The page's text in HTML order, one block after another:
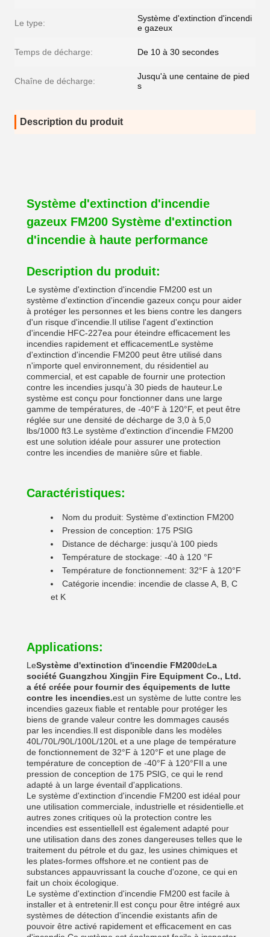
Le type:
Système d'extinction d'incendi
e gazeux
Temps de décharge: De 10 à 30 secondes
Chaîne de décharge:
Jusqu'à une centaine de pied
s
Description du produit
Système d'extinction d'incendie
gazeux FM200 Système d'extinction
d'incendie à haute performance
Description du produit:
Le système d'extinction d'incendie FM200 est un
système d'extinction d'incendie gazeux conçu pour aider
à protéger les personnes et les biens contre les dangers
d'un risque d'incendie.Il utilise l'agent d'extinction
d'incendie HFC-227ea pour éteindre efficacement les
incendies rapidement et efficacementLe système
d'extinction d'incendie FM200 peut être utilisé dans
n'importe quel environnement, du résidentiel au
commercial, et est capable de fournir une protection
contre les incendies jusqu'à 30 pieds de hauteur.Le
système est conçu pour fonctionner dans une large
gamme de températures, de -40°F à 120°F, et peut être
réglée sur une densité de décharge de 3,0 à 5,0
lbs/1000 ft3.Le système d'extinction d'incendie FM200
est une solution idéale pour assurer une protection
contre les incendies de manière sûre et fiable.
Caractéristiques:
Nom du produit: Système d'extinction FM200
Pression de conception: 175 PSIG
Distance de décharge: jusqu'à 100 pieds
Température de stockage: -40 à 120 °F
Température de fonctionnement: 32°F à 120°F
Catégorie incendie: incendie de classe A, B, C
et K
Applications:
LeSystème d'extinction d'incendie FM200deLa
société Guangzhou Xingjin Fire Equipment Co., Ltd.
a été créée pour fournir des équipements de lutte
contre les incendies.est un système de lutte contre les
incendies gazeux fiable et rentable pour protéger les
biens de grande valeur contre les dommages causés
par les incendies.Il est disponible dans les modèles
40L/70L/90L/100L/120L et a une plage de température
de fonctionnement de 32°F à 120°F et une plage de
température de conception de -40°F à 120°FIl a une
pression de conception de 175 PSIG, ce qui le rend
adapté à un large éventail d'applications.
Le système d'extinction d'incendie FM200 est idéal pour
une utilisation commerciale, industrielle et résidentielle.et
autres zones critiques où la protection contre les
incendies est essentielleIl est également adapté pour
une utilisation dans des zones dangereuses telles que le
traitement du pétrole et du gaz, les usines chimiques et
les plates-formes offshore.et ne contient pas de
substances appauvrissant la couche d'ozone, ce qui en
fait un choix écologique.
Le système d'extinction d'incendie FM200 est facile à
installer et à entretenir.Il est conçu pour être intégré aux
systèmes de détection d'incendie existants afin de
pouvoir être activé rapidement et efficacement en cas